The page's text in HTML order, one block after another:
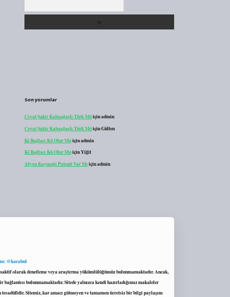
Son yorumlar
Cevat Şakir Kabaağaçlı Türk Müiçinadmin
Cevat Şakir Kabaağaçlı Türk MüiçinGülten
Ki Bağlacı Kü Olur Muiçinadmin
Ki Bağlacı Kü Olur MuiçinYiğit
Afyon Kaymağı Patenti Var Mı içinadmin
@karabul
olarak denetleme veya araştırma yükümlülüğümüz bulunmamaktadır. Ancak,
bulunmamaktadır. Sitede yalnızca kendi hazırladığımız makaleler
Sitemiz, kar amacı gütmeyen ve tamamen ücretsiz bir bilgi paylaşım